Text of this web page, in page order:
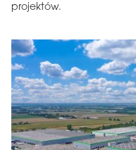
projektów.